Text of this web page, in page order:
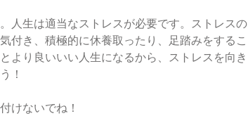
人生は適当なストレスが必要です。ストレスの
付き、積極的に休養取ったり、足踏みをするこ
より良いいい人生になるから、ストレスを向き
！
けないでね！